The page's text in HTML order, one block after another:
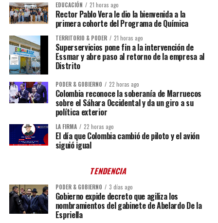
EDUCACIÓN 21 horas ago
Rector Pablo Vera le dio la bienvenida a la
primera cohorte del Programa de Química
TERRITORIO & PODER 21 horas ago
Superservicios pone fin a la intervención de
Essmar y abre paso al retorno de la empresa al
Distrito
PODER & GOBIERNO 22 horas ago
Colombia reconoce la soberanía de Marruecos
sobre el Sáhara Occidental y da un giro a su
política exterior
LA FIRMA 22 horas ago
El día que Colombia cambió de piloto y el avión
siguió igual
TENDENCIA
PODER & GOBIERNO 3 días ago
Gobierno expide decreto que agiliza los
nombramientos del gabinete de Abelardo De la
Espriella